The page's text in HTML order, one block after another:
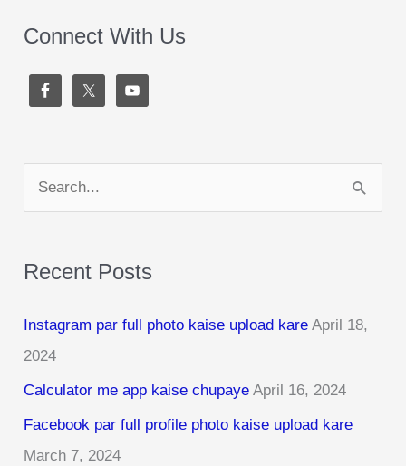
Connect With Us
e
r
h
f
o
r
:
Recent Posts
Instagram par full photo kaise upload kare April 18,
2024
Calculator me app kaise chupaye April 16, 2024
Facebook par full profile photo kaise upload kare
March 7, 2024